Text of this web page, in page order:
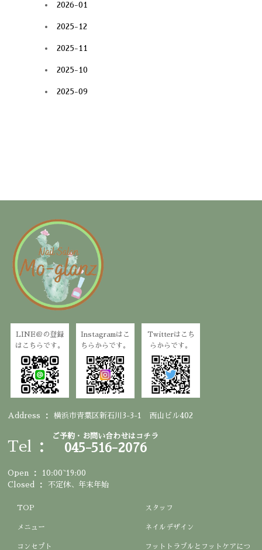
2026-01
2025-12
2025-11
2025-10
2025-09
LINE＠の登録
はこちらです。
Instagramはこ
ちらからです。
Twitterはこち
らからです。
Address 横浜市青葉区新石川3-3-1 西山ビル402
Tel
ご予約・お問い合わせはコチラ
045-516-2076
Open
10:00~19:00
Closed
不定休、年末年始
TOP
メニュー
コンセプト
スタッフ
ネイルデザイン
フットトラブルとフットケアにつ